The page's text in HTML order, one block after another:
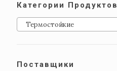
Категории Продуктов
Термостойкие
Поставщики